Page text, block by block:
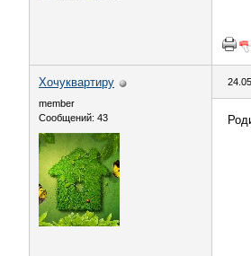
Хочуквартиру
member
Сообщений: 43